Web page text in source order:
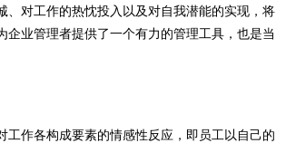
、对工作的热忱投入以及对自我潜能的实现，将
业管理者提供了一个有力的管理工具，也是当
作各构成要素的情感性反应，即员工以自己的